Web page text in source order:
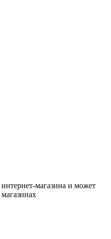
магазина и может